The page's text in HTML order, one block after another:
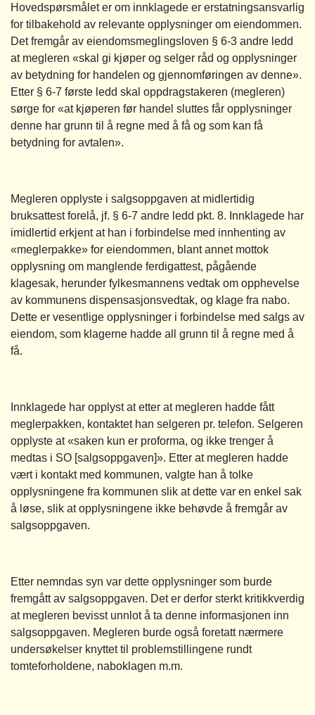
Hovedspørsmålet er om innklagede er erstatningsansvarlig
for tilbakehold av relevante opplysninger om eiendommen.
Det fremgår av eiendomsmeglingsloven § 6-3 andre ledd
at megleren «skal gi kjøper og selger råd og opplysninger
av betydning for handelen og gjennomføringen av denne».
Etter § 6-7 første ledd skal oppdragstakeren (megleren)
sørge for «at kjøperen før handel sluttes får opplysninger
denne har grunn til å regne med å få og som kan få
betydning for avtalen».
Megleren opplyste i salgsoppgaven at midlertidig
bruksattest forelå, jf. § 6-7 andre ledd pkt. 8. Innklagede har
imidlertid erkjent at han i forbindelse med innhenting av
«meglerpakke» for eiendommen, blant annet mottok
opplysning om manglende ferdigattest, pågående
klagesak, herunder fylkesmannens vedtak om opphevelse
av kommunens dispensasjonsvedtak, og klage fra nabo.
Dette er vesentlige opplysninger i forbindelse med salgs av
eiendom, som klagerne hadde all grunn til å regne med å
få.
Innklagede har opplyst at etter at megleren hadde fått
meglerpakken, kontaktet han selgeren pr. telefon. Selgeren
opplyste at «saken kun er proforma, og ikke trenger å
medtas i SO [salgsoppgaven]». Etter at megleren hadde
vært i kontakt med kommunen, valgte han å tolke
opplysningene fra kommunen slik at dette var en enkel sak
å løse, slik at opplysningene ikke behøvde å fremgår av
salgsoppgaven.
Etter nemndas syn var dette opplysninger som burde
fremgått av salgsoppgaven. Det er derfor sterkt kritikkverdig
at megleren bevisst unnlot å ta denne informasjonen inn
salgsoppgaven. Megleren burde også foretatt nærmere
undersøkelser knyttet til problemstillingene rundt
tomteforholdene, naboklagen m.m.